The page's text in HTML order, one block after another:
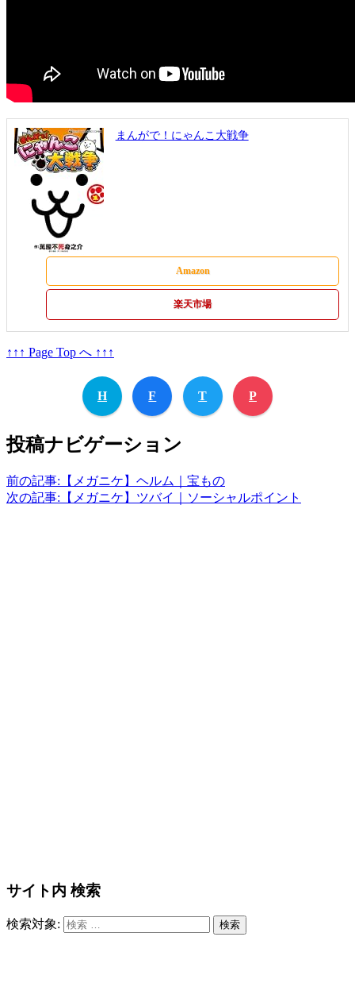
まんがで！にゃんこ大戦争
Amazon
楽天市場
↑↑↑ Page Top へ ↑↑↑
H F T P
投稿ナビゲーション
前の記事: 【メガニケ】ヘルム｜宝もの
次の記事: 【メガニケ】ツバイ｜ソーシャルポイント
サイト内 検索
検索対象: 検索